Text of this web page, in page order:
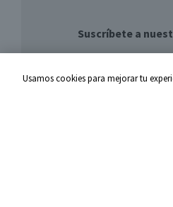
Suscríbete a
Usamos cookies para mejorar tu